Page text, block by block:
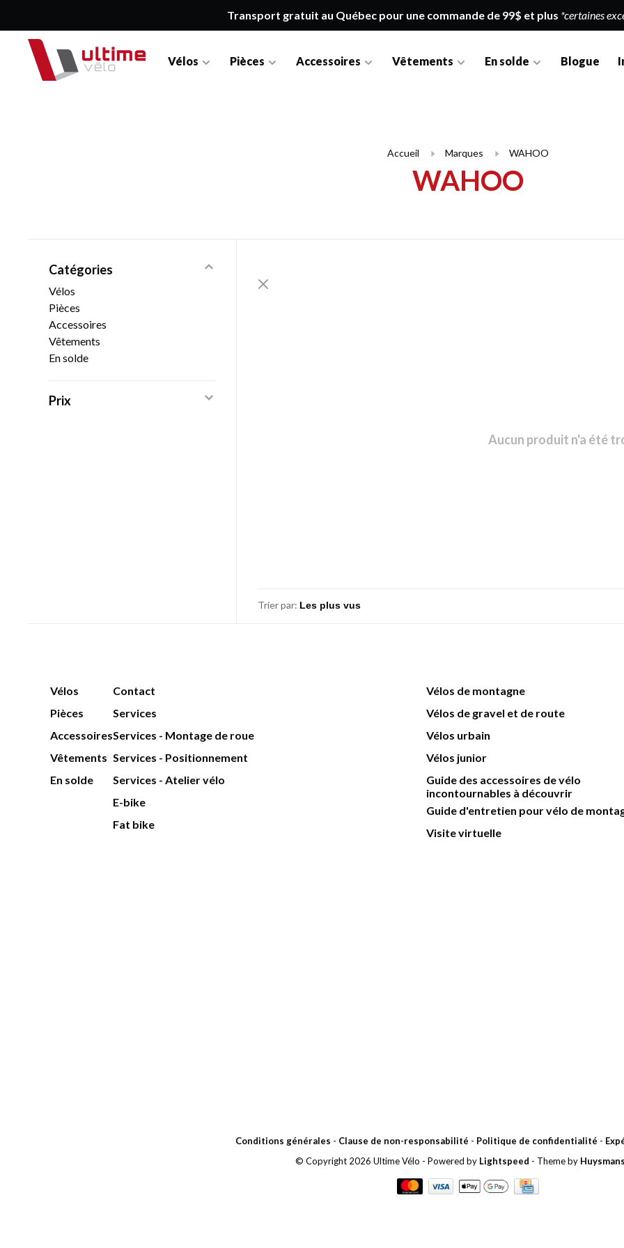
Transport gratuit au Québec pour une commande de 99$ et plus *certaines
Vélos Pièces Accessoires Vêtements En solde Blogue
Accueil Marques WAHOO
WAHOO
Catégories
Vélos
Pièces
Accessoires
Vêtements
En solde
Prix
Aucun produit n'a été
Trier par:
Vélos
Pièces
Accessoires
Vêtements
En solde
Contact
Services
Services - Montage de roue
Services - Positionnement
Services - Atelier vélo
E-bike
Fat bike
Vélos de montagne
Vélos de gravel et de route
Vélos urbain
Vélos junior
Guide des accessoires de vélo
incontournables à découvrir
Guide d'entretien pour vélo de
Visite virtuelle
Conditions générales - Clause de non-responsabilité - Politique de confidentialité -
© Copyright 2026 Ultime Vélo - Powered by Lightspeed - Theme by